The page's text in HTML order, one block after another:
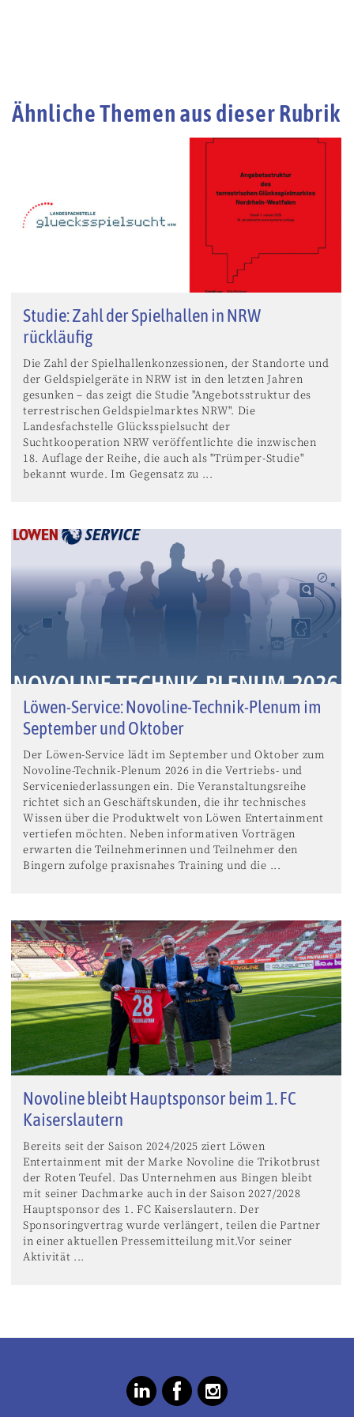
Ähnliche Themen aus dieser Rubrik
Studie: Zahl der Spielhallen in NRW
rückläufig
Die Zahl der Spielhallenkonzessionen, der Standorte und
der Geldspielgeräte in NRW ist in den letzten Jahren
gesunken – das zeigt die Studie "Angebotsstruktur des
terrestrischen Geldspielmarktes NRW". Die
Landesfachstelle Glücksspielsucht der
Suchtkooperation NRW veröffentlichte die inzwischen
18. Auflage der Reihe, die auch als "Trümper-Studie"
bekannt wurde. Im Gegensatz zu ...
Löwen-Service: Novoline-Technik-Plenum im
September und Oktober
Der Löwen-Service lädt im September und Oktober zum
Novoline-Technik-Plenum 2026 in die Vertriebs- und
Serviceniederlassungen ein. Die Veranstaltungsreihe
richtet sich an Geschäftskunden, die ihr technisches
Wissen über die Produktwelt von Löwen Entertainment
vertiefen möchten. Neben informativen Vorträgen
erwarten die Teilnehmerinnen und Teilnehmer den
Bingern zufolge praxisnahes Training und die ...
Novoline bleibt Hauptsponsor beim 1. FC
Kaiserslautern
Bereits seit der Saison 2024/2025 ziert Löwen
Entertainment mit der Marke Novoline die Trikotbrust
der Roten Teufel. Das Unternehmen aus Bingen bleibt
mit seiner Dachmarke auch in der Saison 2027/2028
Hauptsponsor des 1. FC Kaiserslautern. Der
Sponsoringvertrag wurde verlängert, teilen die Partner
in einer aktuellen Pressemitteilung mit.Vor seiner
Aktivität ...